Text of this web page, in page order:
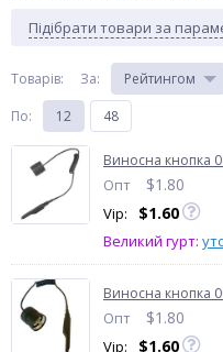
Підібрати товари за
Товарів: За: Рейтингом
По: 12 48
Виносна кнопка
Опт $1.80
Vip: $1.60
Великий гурт:
Виносна кнопка
Опт $1.80
Vip: $1.60